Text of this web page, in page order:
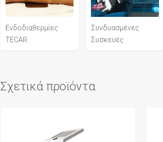
Ενδοδιαθερμίες
TECAR
Συνδυασμένες
Συσκευές
Σχετικά προϊόντα